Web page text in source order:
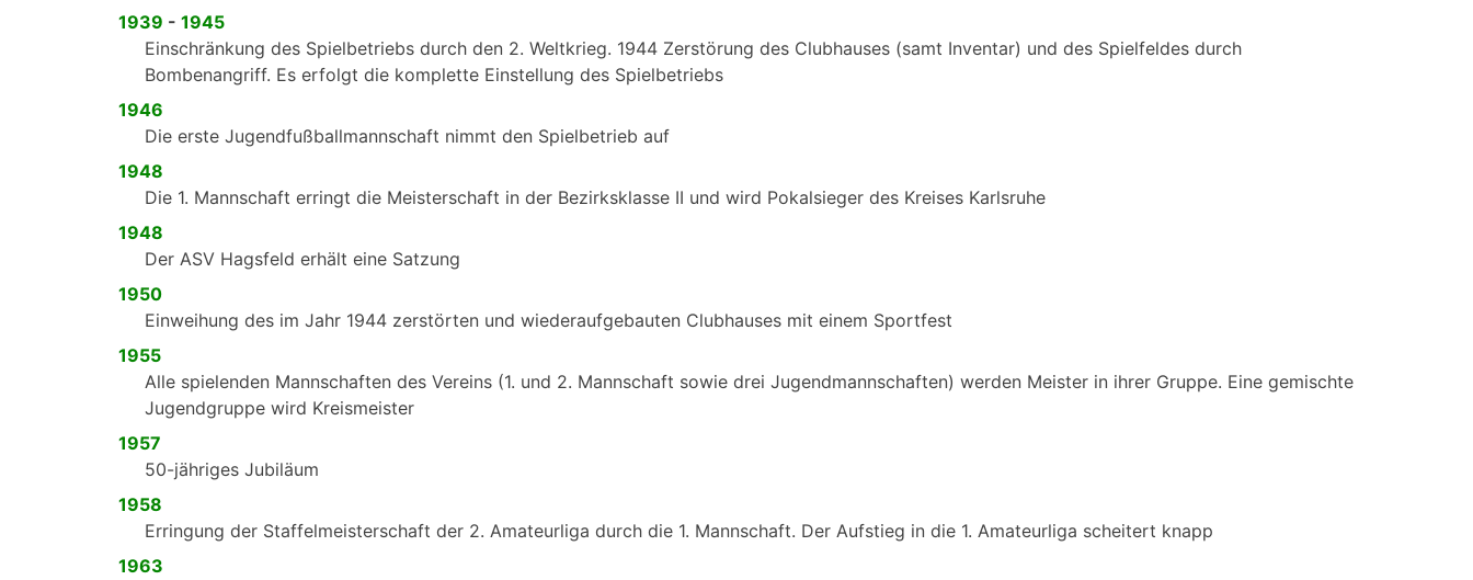
1939 - 1945
Einschränkung des Spielbetriebs durch den 2. Weltkrieg. 1944 Zerstörung des Clubhauses (samt Inventar) und des Spielfeldes durch
Bombenangriff. Es erfolgt die komplette Einstellung des Spielbetriebs
1946
Die erste Jugendfußballmannschaft nimmt den Spielbetrieb auf
1948
Die 1. Mannschaft erringt die Meisterschaft in der Bezirksklasse II und wird Pokalsieger des Kreises Karlsruhe
1948
Der ASV Hagsfeld erhält eine Satzung
1950
Einweihung des im Jahr 1944 zerstörten und wiederaufgebauten Clubhauses mit einem Sportfest
1955
Alle spielenden Mannschaften des Vereins (1. und 2. Mannschaft sowie drei Jugendmannschaften) werden Meister in ihrer Gruppe. Eine gemischte
Jugendgruppe wird Kreismeister
1957
50-jähriges Jubiläum
1958
Erringung der Staffelmeisterschaft der 2. Amateurliga durch die 1. Mannschaft. Der Aufstieg in die 1. Amateurliga scheitert knapp
1963